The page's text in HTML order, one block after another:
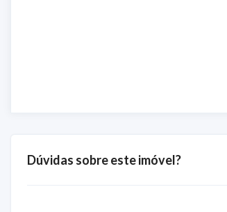
Dúvidas sobre este imóvel?